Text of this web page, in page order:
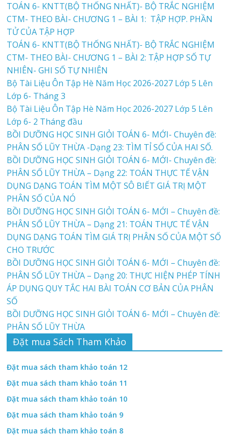
TOÁN 6- KNTT(BỘ THỐNG NHẤT)- BỘ TRẮC NGHIỆM
CTM- THEO BÀI- CHƯƠNG 1 – BÀI 1: TẬP HỢP. PHẦN
TỬ CỦA TẬP HỢP
TOÁN 6- KNTT(BỘ THỐNG NHẤT)- BỘ TRẮC NGHIỆM
CTM- THEO BÀI- CHƯƠNG 1 – BÀI 2: TẬP HỢP SỐ TỰ
NHIÊN- GHI SỐ TỰ NHIÊN
Bộ Tài Liệu Ôn Tập Hè Năm Học 2026-2027 Lớp 5 Lên
Lớp 6- Tháng 3
Bộ Tài Liệu Ôn Tập Hè Năm Học 2026-2027 Lớp 5 Lên
Lớp 6- 2 Tháng đầu
BỒI DƯỠNG HỌC SINH GIỎI TOÁN 6- MỚI- Chuyên đề:
PHÂN SỐ LŨY THỪA -Dạng 23: TÌM TỈ SỐ CỦA HAI SỐ.
BỒI DƯỠNG HỌC SINH GIỎI TOÁN 6- MỚI- Chuyên đề:
PHÂN SỐ LŨY THỪA – Dạng 22: TOÁN THỰC TẾ VẬN
DỤNG DẠNG TOÁN TÌM MỘT SÔ BIẾT GIÁ TRỊ MỘT
PHÂN SỐ CỦA NÓ
BỒI DƯỠNG HỌC SINH GIỎI TOÁN 6- MỚI – Chuyên đề:
PHÂN SỐ LŨY THỪA – Dạng 21: TOÁN THỰC TẾ VẬN
DỤNG DẠNG TOÁN TÌM GIÁ TRỊ PHÂN SỐ CỦA MỘT SỐ
CHO TRƯỚC
BỒI DƯỠNG HỌC SINH GIỎI TOÁN 6- MỚI – Chuyên đề:
PHÂN SỐ LŨY THỪA – Dạng 20: THỰC HIỆN PHÉP TÍNH
ÁP DỤNG QUY TẮC HAI BÀI TOÁN CƠ BẢN CỦA PHÂN
SỐ
BỒI DƯỠNG HỌC SINH GIỎI TOÁN 6- MỚI – Chuyên đề:
PHÂN SỐ LŨY THỪA
Đặt mua Sách Tham Khảo
Đặt mua sách tham khảo toán 12
Đặt mua sách tham khảo toán 11
Đặt mua sách tham khảo toán 10
Đặt mua sách tham khảo toán 9
Đặt mua sách tham khảo toán 8